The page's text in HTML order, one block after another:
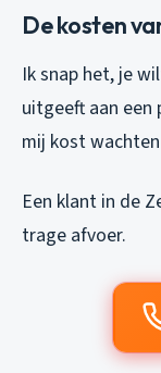
De kosten
Ik snap het, je
uitgeeft aan een
mij kost
Een klant in de
trage afvoer.